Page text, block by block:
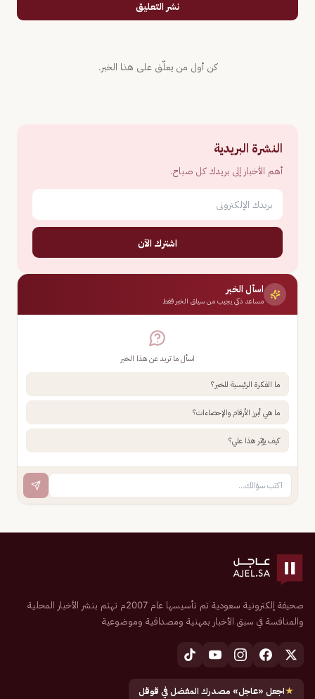
نشر التعليق
كن أول من يعلّق على هذا الخبر.
النشرة البريدية
أهم الأخبار إلى بريدك كل صباح.
اشترك الآن
اسأل الخبر
مساعد ذكي يجيب من سياق الخبر فقط
اسأل ما تريد عن هذا الخبر
ما الفكرة الرئيسية للخبر؟
ما هي أبرز الأرقام والإحصاءات؟
كيف يؤثر هذا علي؟
صحيفة إلكترونية سعودية تم تأسيسها عام 2007م تهتم بنشر الأخبار المحلية
والمنافسة في سبق الأخبار بمهنية ومصداقية وموضوعية
★اجعل «عاجل» مصدرك المفضل في قوقل